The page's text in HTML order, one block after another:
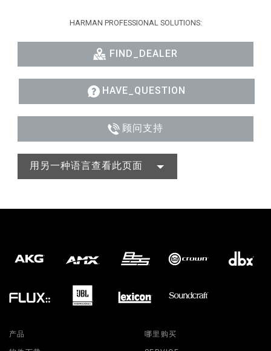
HARMAN PROFESSIONAL SOLUTIONS:
FIND_DEALER
HAVE_QUESTION
顾问支持
用另一种语言查看此页面
产品 哪里购买